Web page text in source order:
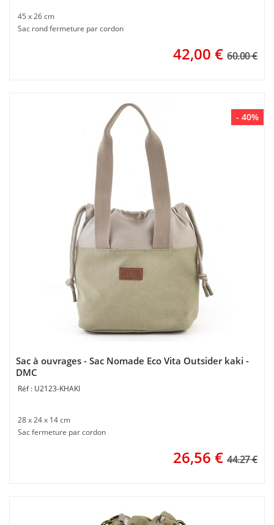
45 x 26 cm
Sac rond fermeture par cordon
42,00 € 60.00 €
- 40%
Sac à ouvrages - Sac Nomade Eco Vita Outsider kaki -
DMC
U2123-KHAKI
28 x 24 x 14 cm
Sac fermeture par cordon
26,56 € 44.27 €